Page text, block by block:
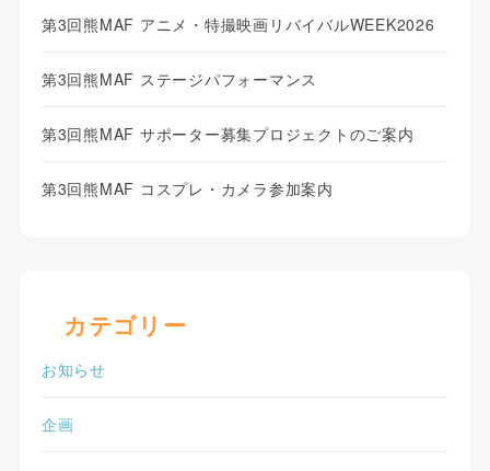
第3回熊MAF アニメ・特撮映画リバイバルWEEK2026
第3回熊MAF ステージパフォーマンス
第3回熊MAF サポーター募集プロジェクトのご案内
第3回熊MAF コスプレ・カメラ参加案内
カテゴリー
お知らせ
企画